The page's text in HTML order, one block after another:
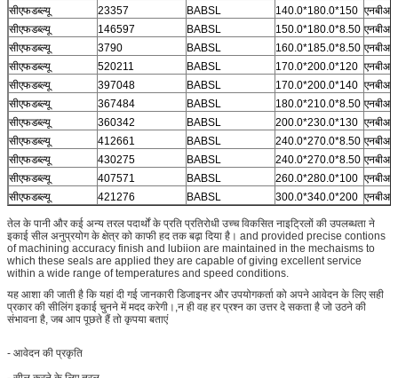
सीएफडब्ल्यू
23357 BABSL 140.0*180.0*150 एनबीआर
सीएफडब्ल्यू
146597 BABSL 150.0*180.0*8.50 एनबीआर
सीएफडब्ल्यू
3790 BABSL 160.0*185.0*8.50 एनबीआर
सीएफडब्ल्यू
520211 BABSL 170.0*200.0*120 एनबीआर
सीएफडब्ल्यू
397048 BABSL 170.0*200.0*140 एनबीआर
सीएफडब्ल्यू
367484 BABSL 180.0*210.0*8.50 एनबीआर
सीएफडब्ल्यू
360342 BABSL 200.0*230.0*130 एनबीआर
सीएफडब्ल्यू
412661 BABSL 240.0*270.0*8.50 एनबीआर
सीएफडब्ल्यू
430275 BABSL 240.0*270.0*8.50 एनबीआर
सीएफडब्ल्यू
407571 BABSL 260.0*280.0*100 एनबीआर
सीएफडब्ल्यू
421276 BABSL 300.0*340.0*200 एनबीआर
तेल के पानी और कई अन्य तरल पदार्थों के प्रति प्रतिरोधी उच्च विकसित नाइट्रिलों की उपलब्धता ने
इकाई सील अनुप्रयोग के क्षेत्र को काफी हद तक बढ़ा दिया है। and provided precise contions
of machining accuracy finish and lubiion are maintained in the mechaisms to
which these seals are applied they are capable of giving excellent service
within a wide range of temperatures and speed conditions.
यह आशा की जाती है कि यहां दी गई जानकारी डिजाइनर और उपयोगकर्ता को अपने आवेदन के लिए सही
प्रकार की सीलिंग इकाई चुनने में मदद करेगी।,न ही वह हर प्रश्न का उत्तर दे सकता है जो उठने की
संभावना है, जब आप पूछते हैं तो कृपया बताएं
- आवेदन की प्रकृति